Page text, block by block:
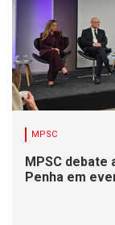
MPSC
MPSC debate
Penha em